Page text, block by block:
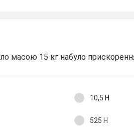
масою 15 кг набуло
10,5 Н
525 Н